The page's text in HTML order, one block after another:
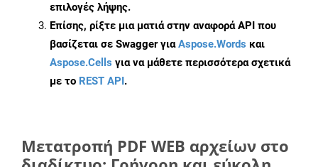
επιλογές λήψης.
Επίσης, ρίξτε μια ματιά στην αναφορά API που
βασίζεται σε Swagger γιαAspose.Words και
Aspose.Cells για να μάθετε περισσότερα σχετικά
με το REST API.
Μετατροπή PDF WEB αρχείων στο